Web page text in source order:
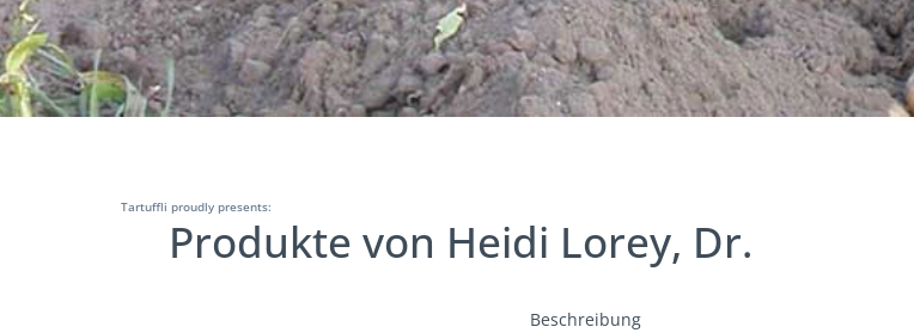
Tartuffli proudly presents:
Produkte von Heidi Lorey, Dr.
Beschreibung